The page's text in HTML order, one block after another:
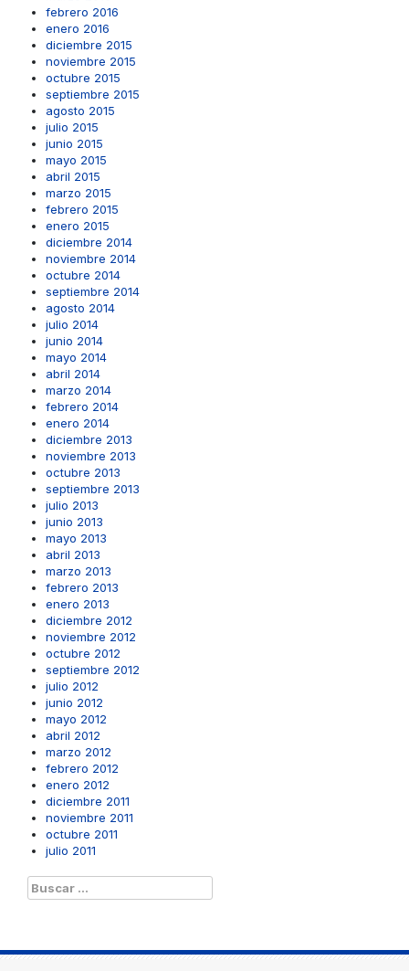
febrero 2016
enero 2016
diciembre 2015
noviembre 2015
octubre 2015
septiembre 2015
agosto 2015
julio 2015
junio 2015
mayo 2015
abril 2015
marzo 2015
febrero 2015
enero 2015
diciembre 2014
noviembre 2014
octubre 2014
septiembre 2014
agosto 2014
julio 2014
junio 2014
mayo 2014
abril 2014
marzo 2014
febrero 2014
enero 2014
diciembre 2013
noviembre 2013
octubre 2013
septiembre 2013
julio 2013
junio 2013
mayo 2013
abril 2013
marzo 2013
febrero 2013
enero 2013
diciembre 2012
noviembre 2012
octubre 2012
septiembre 2012
julio 2012
junio 2012
mayo 2012
abril 2012
marzo 2012
febrero 2012
enero 2012
diciembre 2011
noviembre 2011
octubre 2011
julio 2011
Buscar: